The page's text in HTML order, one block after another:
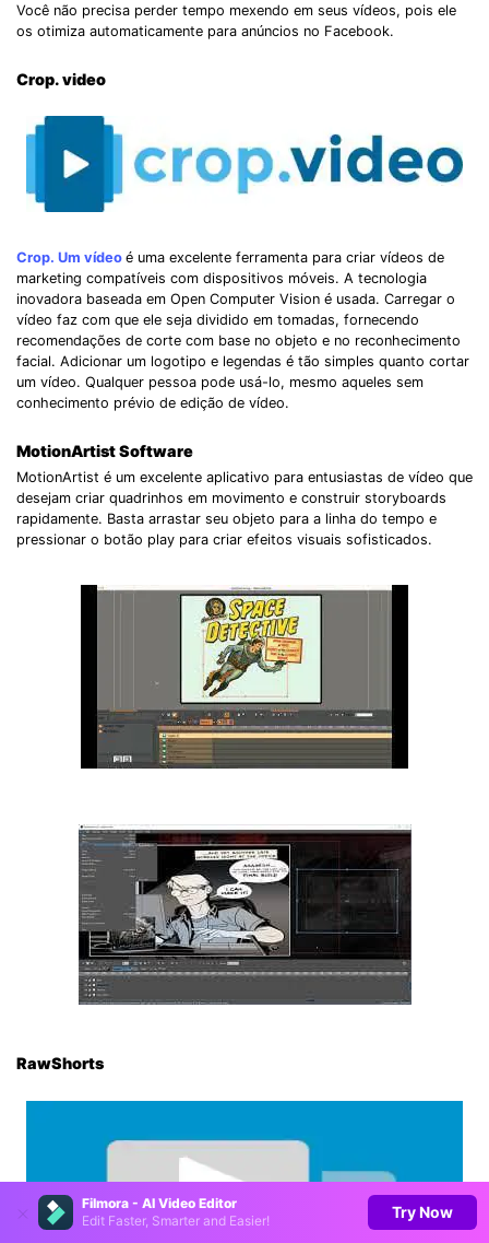
Filmora - AI Video Editor
Edit Faster, Smarter and Easier!
Try Now
Você não precisa perder tempo mexendo em seus vídeos, pois ele
os otimiza automaticamente para anúncios no Facebook.
Crop. video
Crop. Um vídeo é uma excelente ferramenta para criar vídeos de
marketing compatíveis com dispositivos móveis. A tecnologia
inovadora baseada em Open Computer Vision é usada. Carregar o
vídeo faz com que ele seja dividido em tomadas, fornecendo
recomendações de corte com base no objeto e no reconhecimento
facial. Adicionar um logotipo e legendas é tão simples quanto cortar
um vídeo. Qualquer pessoa pode usá-lo, mesmo aqueles sem
conhecimento prévio de edição de vídeo.
MotionArtist Software
MotionArtist é um excelente aplicativo para entusiastas de vídeo que
desejam criar quadrinhos em movimento e construir storyboards
rapidamente. Basta arrastar seu objeto para a linha do tempo e
pressionar o botão play para criar efeitos visuais sofisticados.
RawShorts